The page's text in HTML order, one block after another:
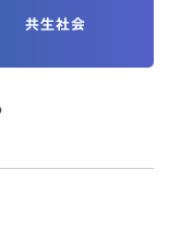
共生社会